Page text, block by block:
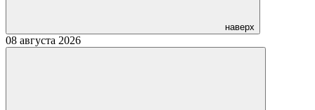
наверх
08 августа 2026